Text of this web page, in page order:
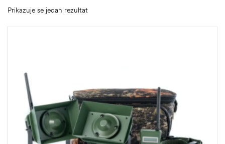
Prikazuje se jedan rezultat